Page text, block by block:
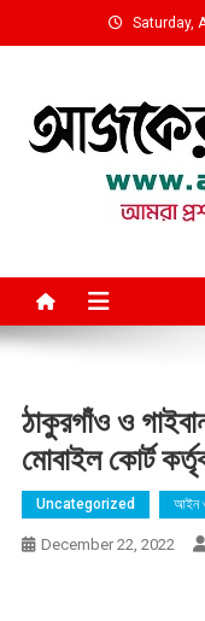
to
Saturday,
ঠাকুরগাঁও ও
মোবাইল কোর্ট
Uncategorized আইন
December 22, 2022